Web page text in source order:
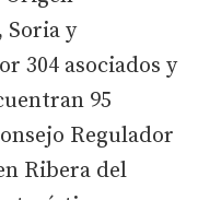
Soria y
304 asociados y
95
Regulador
Ribera del